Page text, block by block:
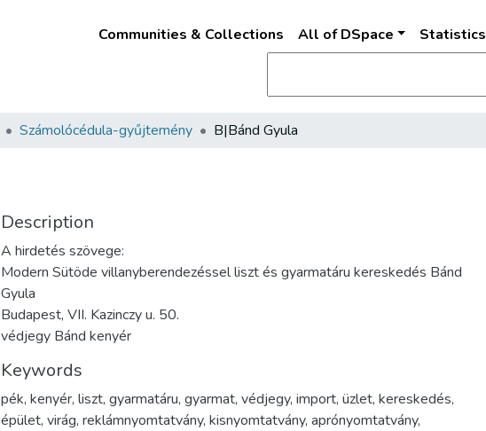
Communities & Collections All of DSpace Statistics
Számolócédula-gyűjtemény B|Bánd Gyula
Description
A hirdetés szövege:
Modern Sütöde villanyberendezéssel liszt és gyarmatáru kereskedés Bánd
Gyula
Budapest, VII. Kazinczy u. 50.
védjegy Bánd kenyér
Keywords
pék, kenyér, liszt, gyarmatáru, gyarmat, védjegy, import, üzlet, kereskedés,
épület, virág, reklámnyomtatvány, kisnyomtatvány, aprónyomtatvány,